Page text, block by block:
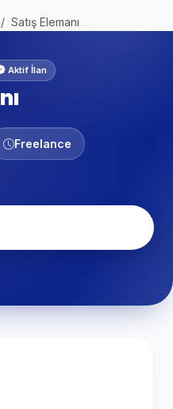
Satış Elemanı
Aktif İlan
Freelance